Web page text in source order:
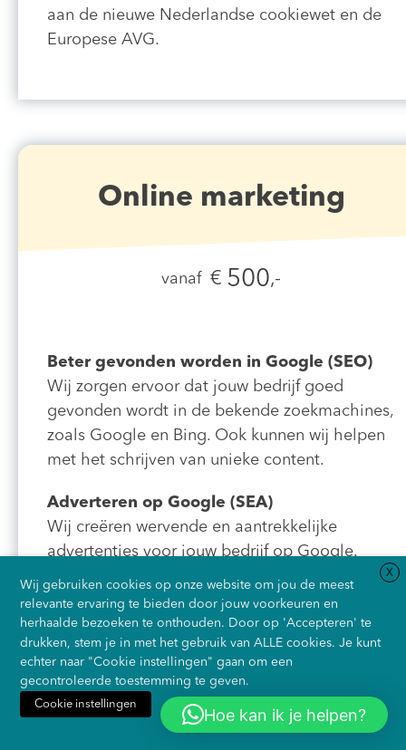
aan de nieuwe Nederlandse cookiewet en de
Europese AVG.
Online marketing
vanaf € 500,-
Beter gevonden worden in Google (SEO)
Wij zorgen ervoor dat jouw bedrijf goed
gevonden wordt in de bekende zoekmachines,
zoals Google en Bing. Ook kunnen wij helpen
met het schrijven van unieke content.
Adverteren op Google (SEA)
Wij creëren wervende en aantrekkelijke
advertenties voor jouw bedrijf op Google.
Adverteren op social media
Wij maken unieke campagnes in Facebook,
Instagram en LinkedIn die zorgen voor meer
merkbekendheid en klanten.
Optimaliseren van landingspagina’s
Klanten die op jouw advertenties klikken,
X
Wij gebruiken cookies op onze website om jou de meest
relevante ervaring te bieden door jouw voorkeuren en
herhaalde bezoeken te onthouden. Door op 'Accepteren' te
drukken, stem je in met het gebruik van ALLE cookies. Je kunt
echter naar "Cookie instellingen" gaan om een
gecontroleerde toestemming te geven.
Cookie instellingen
Weiger alles
Accepteren
Hoe kan ik je helpen?